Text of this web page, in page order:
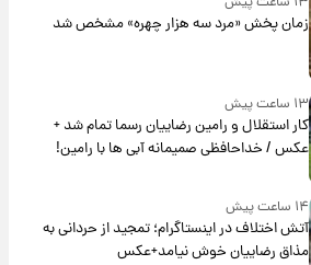
زمان پخش «مرد سه هزار چهره» مشخص شد
۱۳ ساعت پیش
کار استقلال و رامین رضاییان رسما تمام شد +
عکس / خداحافظی صمیمانه آبی ها با رامین!
۱۴ ساعت پیش
آتش اختلاف در اینستاگرام؛ تمجید از حردانی به
مذاق رضاییان خوش نیامد+عکس